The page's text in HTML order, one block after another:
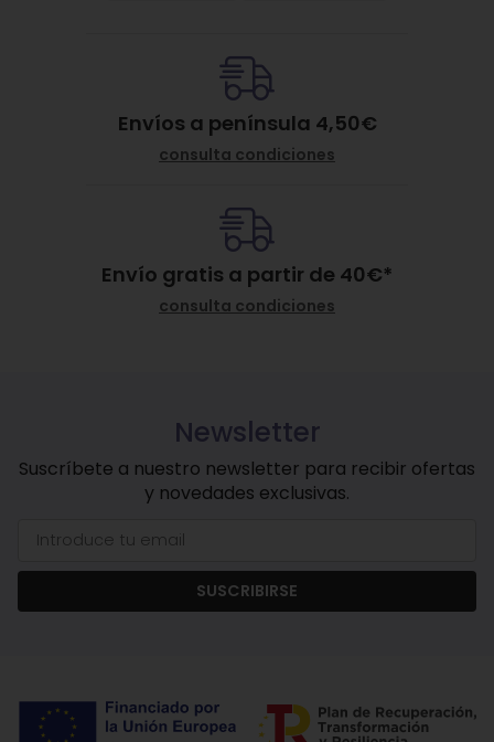
Envíos a península 4,50€
consulta condiciones
Envío gratis a partir de 40€*
consulta condiciones
Newsletter
Suscríbete a nuestro newsletter para recibir ofertas
y novedades exclusivas.
SUSCRIBIRSE